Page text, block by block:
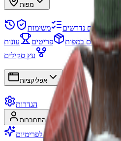
מפות
פריטים נדרשים
משימות
אירועים במפות פריטים
עונות
עץ סקילים
אפליקציות
הגדרות
התחברות הרשמה
עבור לפרימיום